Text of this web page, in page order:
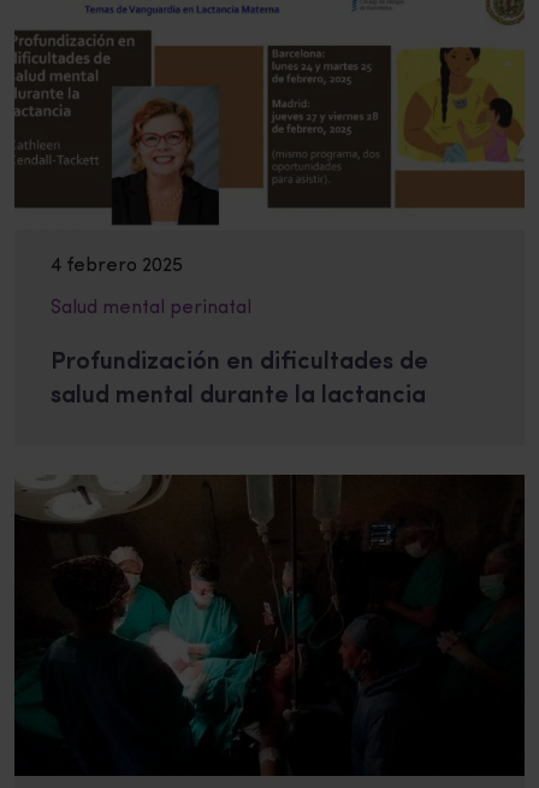
4 febrero 2025
Salud mental perinatal
Profundización en dificultades de
salud mental durante la lactancia